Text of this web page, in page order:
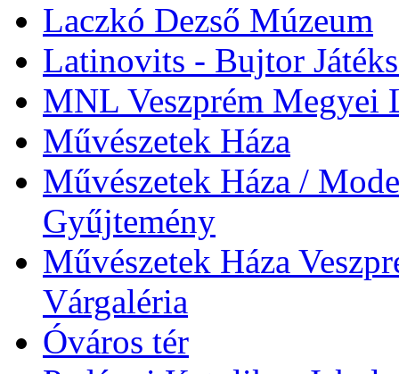
Laczkó Dezső Múzeum
Latinovits - Bujtor
MNL Veszprém Megyei
Művészetek Háza
Művészetek Háza /
Gyűjtemény
Művészetek Háza
Várgaléria
Óváros tér